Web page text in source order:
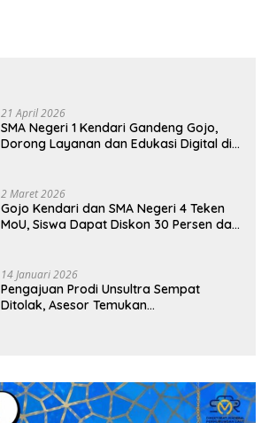
21 April 2026
SMA Negeri 1 Kendari Gandeng Gojo,
Dorong Layanan dan Edukasi Digital di
2 Maret 2026
Gojo Kendari dan SMA Negeri 4 Teken
MoU, Siswa Dapat Diskon 30 Persen dan
14 Januari 2026
Pengajuan Prodi Unsultra Sempat
Ditolak, Asesor Temukan